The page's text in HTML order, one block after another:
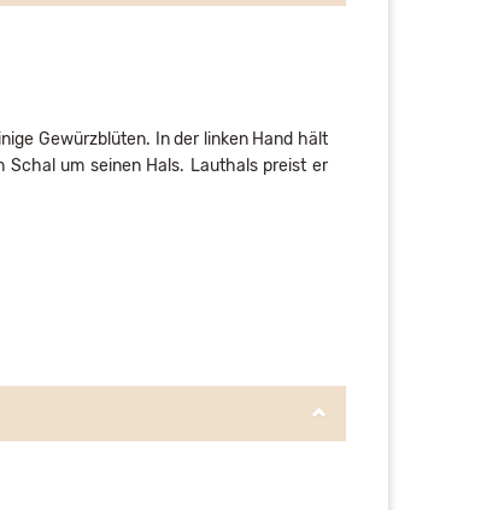
Gewürzblüten. In der linken Hand hält
um seinen Hals. Lauthals preist er